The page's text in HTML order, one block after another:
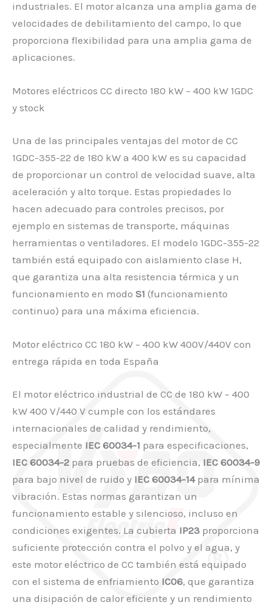
industriales. El motor alcanza una amplia gama de
velocidades de debilitamiento del campo, lo que
proporciona flexibilidad para una amplia gama de
aplicaciones.
Motores eléctricos CC directo 180 kW – 400 kW 1GDC
y stock
Una de las principales ventajas del motor de CC
1GDC-355-22 de 180 kW a 400 kW es su capacidad
de proporcionar un control de velocidad suave, alta
aceleración y alto torque. Estas propiedades lo
hacen adecuado para controles precisos, por
ejemplo en sistemas de transporte, máquinas
herramientas o ventiladores. El modelo 1GDC-355-22
también está equipado con aislamiento clase H,
que garantiza una alta resistencia térmica y un
funcionamiento en modo S1 (funcionamiento
continuo) para una máxima eficiencia.
Motor eléctrico CC 180 kW – 400 kW 400V/440V con
entrega rápida en toda España
El motor eléctrico industrial de CC de 180 kW – 400
kW 400 V/440 V cumple con los estándares
internacionales de calidad y rendimiento,
especialmente IEC 60034-1 para especificaciones,
IEC 60034-2 para pruebas de eficiencia, IEC 60034-9
para bajo nivel de ruido y IEC 60034-14para mínima
vibración. Estas normas garantizan un
funcionamiento estable y silencioso, incluso en
condiciones exigentes. La cubierta IP23 proporciona
suficiente protección contra el polvo y el agua, y
este motor eléctrico de CC también está equipado
con el sistema de enfriamiento IC06, que garantiza
una disipación de calor eficiente y un rendimiento